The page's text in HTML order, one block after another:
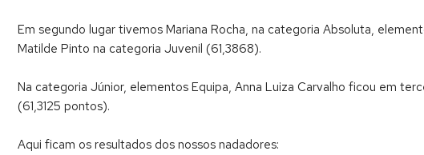
Em segundo lugar tivemos Mariana Rocha, na categoria Absoluta,
Matilde Pinto na categoria Juvenil (61,3868).
Na categoria Júnior, elementos Equipa, Anna Luiza Carvalho ficou em
(61,3125 pontos).
Aqui ficam os resultados dos nossos nadadores: